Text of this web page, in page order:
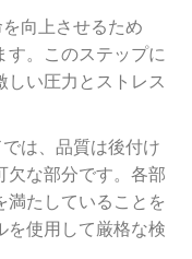
向上させるため
す。このステップに
しい圧力とストレス
は、品質は後付け
欠な部分です。各部
満たしていることを
を使用して厳格な検